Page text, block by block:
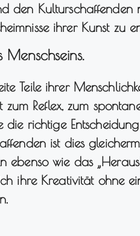
den Kulturschaffenden
ihrer Kunst zu
Teile ihrer
Reflex, zum
richtige
ist dies
wie das
ihre Kreativität ohne